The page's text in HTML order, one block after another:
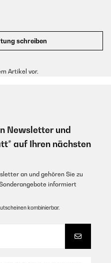
schreiben
Artikel vor.
Newsletter und
auf Ihren nächsten
an und gehören Sie zu
informiert
kombinierbar.